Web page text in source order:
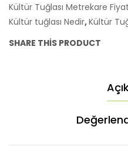
Kültür Tuğlası Metrekare
Kültür tuğlası Nedir,Kültür
SHARE THIS PRODUCT